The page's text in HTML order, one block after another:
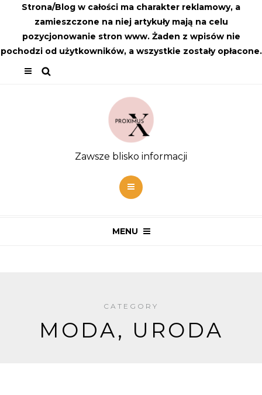
Strona/Blog w całości ma charakter reklamowy, a
zamieszczone na niej artykuły mają na celu
pozycjonowanie stron www. Żaden z wpisów nie
pochodzi od użytkowników, a wszystkie zostały opłacone.
Zawsze blisko informacji
MENU
CATEGORY
MODA, URODA